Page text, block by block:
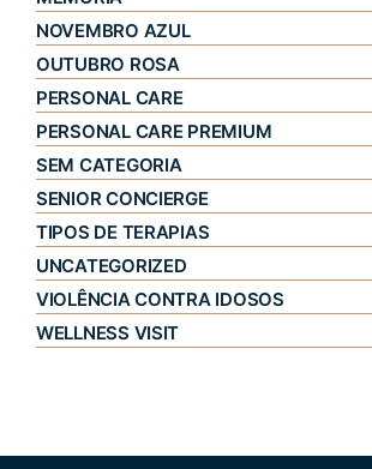
NOVEMBRO AZUL
OUTUBRO ROSA
PERSONAL CARE
PERSONAL CARE PREMIUM
SEM CATEGORIA
SENIOR CONCIERGE
TIPOS DE TERAPIAS
UNCATEGORIZED
VIOLÊNCIA CONTRA IDOSOS
WELLNESS VISIT